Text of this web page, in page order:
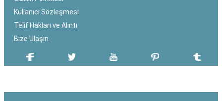
Kullanıcı Sözleşmesi
Telif Hakları ve Alıntı
Bize Ulaşın